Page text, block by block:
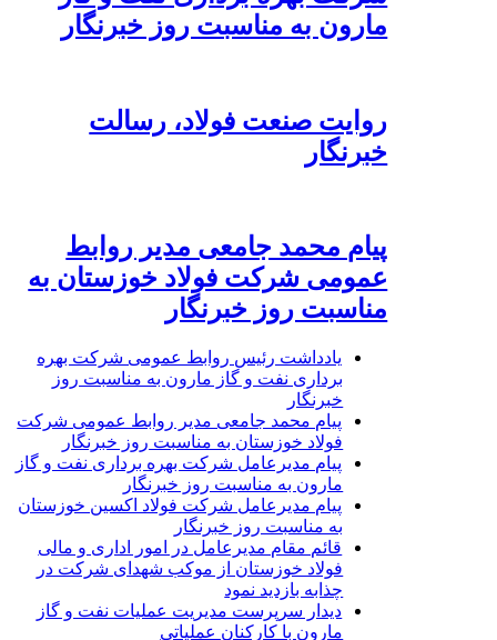
مارون به مناسبت روز خبرنگار
روایت صنعت فولاد،‌ رسالت
خبرنگار
پیام محمد جامعی مدیر روابط
عمومی شرکت فولاد خوزستان به
مناسبت روز خبرنگار
یادداشت رئیس روابط عمومی شرکت بهره
برداری نفت و گاز مارون به مناسبت روز
خبرنگار
پیام محمد جامعی مدیر روابط عمومی شرکت
فولاد خوزستان به مناسبت روز خبرنگار
پیام مدیرعامل شرکت بهره برداری نفت و گاز
مارون به مناسبت روز خبرنگار
پیام مدیرعامل شرکت فولاد اکسین خوزستان
به مناسبت روز خبرنگار
قائم مقام مدیرعامل در امور اداری و مالی
فولاد خوزستان از موکب شهدای شرکت در
چذابه بازدید نمود
دیدار سرپرست مدیریت عملیات نفت و گاز
مارون با کارکنان عملیاتی